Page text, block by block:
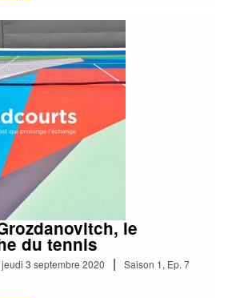
le
du tennis
jeudi 3 septembre 2020 | Saison 1, Ep. 7